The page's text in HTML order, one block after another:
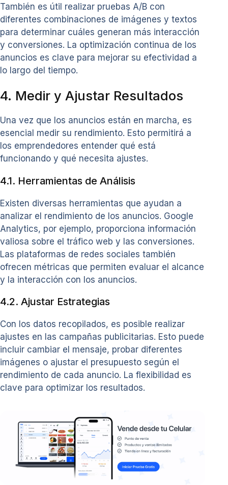
También es útil realizar pruebas A/B con
diferentes combinaciones de imágenes y textos
para determinar cuáles generan más interacción
y conversiones. La optimización continua de los
anuncios es clave para mejorar su efectividad a
lo largo del tiempo.
4. Medir y Ajustar Resultados
Una vez que los anuncios están en marcha, es
esencial medir su rendimiento. Esto permitirá a
los emprendedores entender qué está
funcionando y qué necesita ajustes.
4.1. Herramientas de Análisis
Existen diversas herramientas que ayudan a
analizar el rendimiento de los anuncios. Google
Analytics, por ejemplo, proporciona información
valiosa sobre el tráfico web y las conversiones.
Las plataformas de redes sociales también
ofrecen métricas que permiten evaluar el alcance
y la interacción con los anuncios.
4.2. Ajustar Estrategias
Con los datos recopilados, es posible realizar
ajustes en las campañas publicitarias. Esto puede
incluir cambiar el mensaje, probar diferentes
imágenes o ajustar el presupuesto según el
rendimiento de cada anuncio. La flexibilidad es
clave para optimizar los resultados.